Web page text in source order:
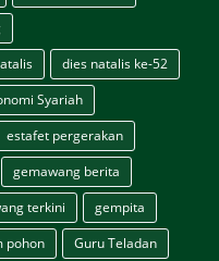
dies natalis ke-52
Syariah
estafet pergerakan
gemawang berita
terkini
gempita
pohon
Guru Teladan